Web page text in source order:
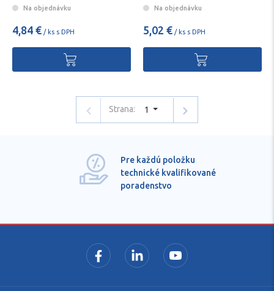
Na objednávku
4,84 € / ks s DPH
Na objednávku
5,02 € / ks s DPH
Strana: 1
Pre každú položku
technické kvalifikované
poradenstvo